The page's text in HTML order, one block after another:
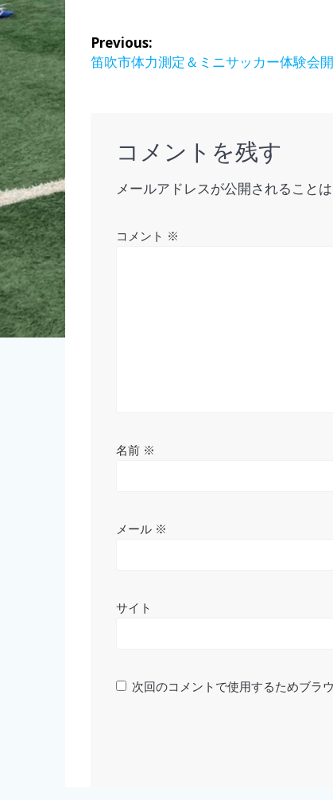
投
稿
ナ
ビ
ゲ
ー
シ
ョ
ン
Previous:
Previous
笛吹市体力測定＆ミニサッカー体験会
コメントを残す
メールアドレスが公開されることは
コメント ※
名前 ※
メール ※
サイト
次回のコメントで使用するためブラ